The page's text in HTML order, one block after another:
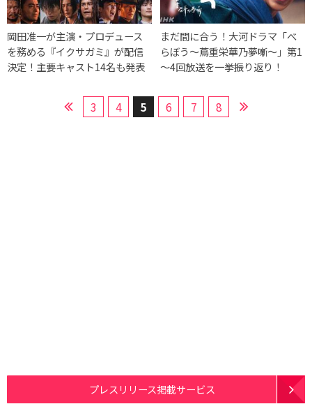
岡田准一が主演・プロデュース
を務める『イクサガミ』が配信
決定！主要キャスト14名も発表
まだ間に合う！大河ドラマ「べ
らぼう～蔦重栄華乃夢噺～」第1
～4回放送を一挙振り返り！
3 4 5 6 7 8
プレスリリース掲載サービス